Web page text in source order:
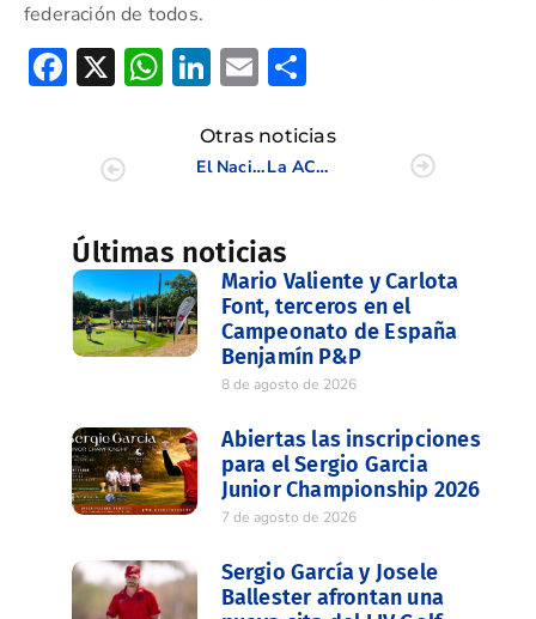
federación de todos.
Facebook
X WhatsApp
LinkedIn
Email
Otras noticias
El Nacional Absoluto 2025 reúne a nueve jugadores de la FGCV
La ACGCBCV en Amsterdam promocionando el turismo de golf
Últimas noticias
Mario Valiente y Carlota
Font, terceros en el
Campeonato de España
Benjamín P&P
8 de agosto de 2026
Abiertas las inscripciones
para el Sergio Garcia
Junior Championship 2026
7 de agosto de 2026
Sergio García y Josele
Ballester afrontan una